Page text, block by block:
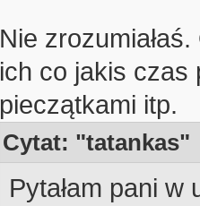
Nie
ich co jakis czas
pieczątkami itp.
Cytat: "tatankas"
Pytałam pani